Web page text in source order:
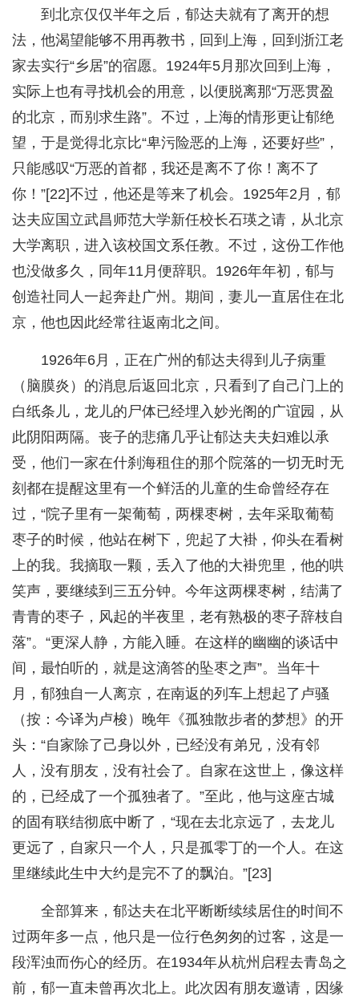
到北京仅仅半年之后，郁达夫就有了离开的想
法，他渴望能够不用再教书，回到上海，回到浙江老
家去实行“乡居”的宿愿。1924年5月那次回到上海，
实际上也有寻找机会的用意，以便脱离那“万恶贯盈
的北京，而别求生路”。不过，上海的情形更让郁绝
望，于是觉得北京比“卑污险恶的上海，还要好些”，
只能感叹“万恶的首都，我还是离不了你！离不了
你！”[22]不过，他还是等来了机会。1925年2月，郁
达夫应国立武昌师范大学新任校长石瑛之请，从北京
大学离职，进入该校国文系任教。不过，这份工作他
也没做多久，同年11月便辞职。1926年年初，郁与
创造社同人一起奔赴广州。期间，妻儿一直居住在北
京，他也因此经常往返南北之间。
1926年6月，正在广州的郁达夫得到儿子病重
（脑膜炎）的消息后返回北京，只看到了自己门上的
白纸条儿，龙儿的尸体已经埋入妙光阁的广谊园，从
此阴阳两隔。丧子的悲痛几乎让郁达夫夫妇难以承
受，他们一家在什刹海租住的那个院落的一切无时无
刻都在提醒这里有一个鲜活的儿童的生命曾经存在
过，“院子里有一架葡萄，两棵枣树，去年采取葡萄
枣子的时候，他站在树下，兜起了大褂，仰头在看树
上的我。我摘取一颗，丢入了他的大褂兜里，他的哄
笑声，要继续到三五分钟。今年这两棵枣树，结满了
青青的枣子，风起的半夜里，老有熟极的枣子辞枝自
落”。“更深人静，方能入睡。在这样的幽幽的谈话中
间，最怕听的，就是这滴答的坠枣之声”。当年十
月，郁独自一人离京，在南返的列车上想起了卢骚
（按：今译为卢梭）晚年《孤独散步者的梦想》的开
头：“自家除了己身以外，已经没有弟兄，没有邻
人，没有朋友，没有社会了。自家在这世上，像这样
的，已经成了一个孤独者了。”至此，他与这座古城
的固有联结彻底中断了，“现在去北京远了，去龙儿
更远了，自家只一个人，只是孤零丁的一个人。在这
里继续此生中大约是完不了的飘泊。”[23]
全部算来，郁达夫在北平断断续续居住的时间不
过两年多一点，他只是一位行色匆匆的过客，这是一
段浑浊而伤心的经历。在1934年从杭州启程去青岛之
前，郁一直未曾再次北上。此次因有朋友邀请，因缘